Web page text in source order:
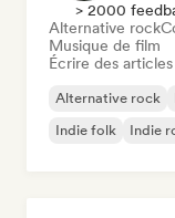
> 2000
Alternative rock
Musique de film
Écrire des articles
Alternative rock
Indie folk
Indie